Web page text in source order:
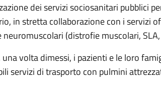
dei servizi sociosanitari pubblici
in stretta collaborazione con i servizi
(distrofie muscolari, SLA,
volta dimessi, i pazienti e le loro
servizi di trasporto con pulmini